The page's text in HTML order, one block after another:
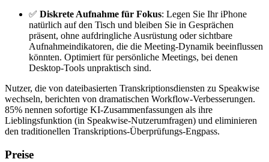
✅ Diskrete Aufnahme für Fokus: Legen Sie Ihr iPhone
natürlich auf den Tisch und bleiben Sie in Gesprächen
präsent, ohne aufdringliche Ausrüstung oder sichtbare
Aufnahmeindikatoren, die die Meeting-Dynamik beeinflussen
könnten. Optimiert für persönliche Meetings, bei denen
Desktop-Tools unpraktisch sind.
Nutzer, die von dateibasierten Transkriptionsdiensten zu Speakwise
wechseln, berichten von dramatischen Workflow-Verbesserungen.
85% nennen sofortige KI-Zusammenfassungen als ihre
Lieblingsfunktion (in Speakwise-Nutzerumfragen) und eliminieren
den traditionellen Transkriptions-Überprüfungs-Engpass.
Preise